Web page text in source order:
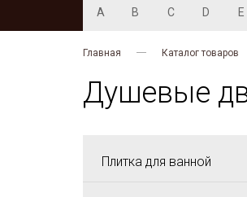
A B C D E
Главная Каталог товаров
Душевые
Плитка для ванной